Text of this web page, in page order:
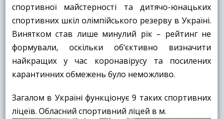
спортивної майстерності та дитячо-юнацьких
спортивних шкіл олімпійського резерву в Україні.
Винятком став лише минулий рік – рейтинг не
формували, оскільки об‘єктивно визначити
найкращих у час коронавірусу та посилених
карантинних обмежень було неможливо.
Загалом в Україні функціонує 9 таких спортивних
ліцеїв. Обласний спортивний ліцей в м.